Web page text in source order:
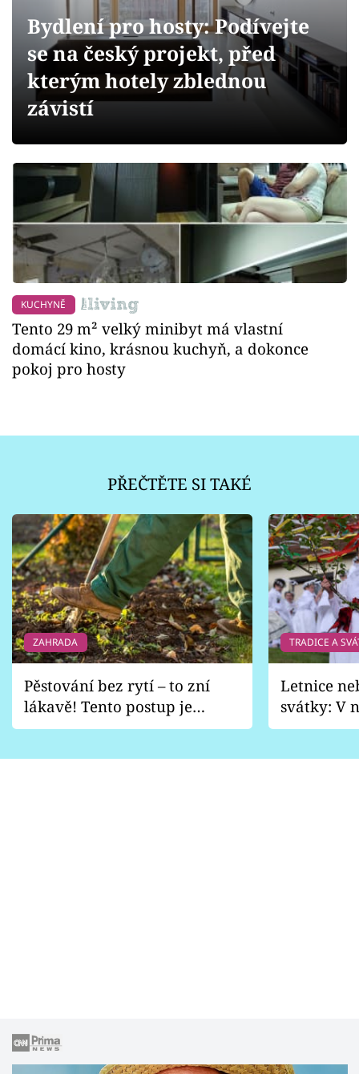
Přihlášení
Sledujte nás
Bydlení pro hosty: Podívejte
se na český projekt, před
kterým hotely zblednou
závistí
KUCHYNĚ
Tento 29 m² velký minibyt má vlastní
domácí kino, krásnou kuchyň, a dokonce
pokoj pro hosty
PŘEČTĚTE SI TAKÉ
ZAHRADA
Pěstování bez rytí – to zní
lákavě! Tento postup je
vhodný jen pro některé
TRADICE A
Letnice
svátky: V
pondělí